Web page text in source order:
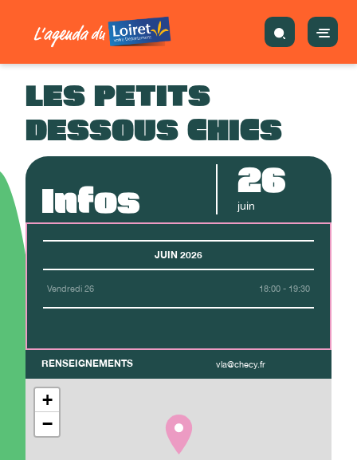
LES PETITS
DESSOUS CHICS
Infos 26
juin
JUIN 2026
Vendredi 26 18:00 - 19:30
RENSEIGNEMENTS vla@checy.fr
+
−